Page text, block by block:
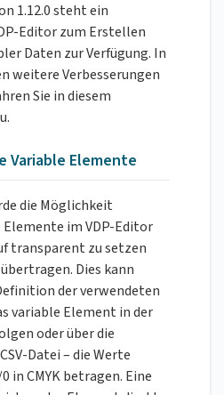
1.12.0 steht ein
Editor zum Erstellen
Daten zur Verfügung. In
weitere Verbesserungen
Sie in diesem
Variable Elemente
die Möglichkeit
im VDP-Editor
transparent zu setzen
Dies kann
der verwendeten
variable Element in der
oder über die
Datei – die Werte
in CMYK betragen. Eine